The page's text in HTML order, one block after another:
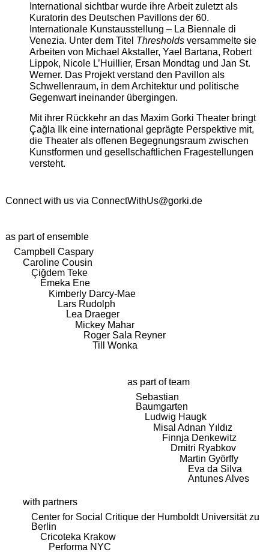
International sichtbar wurde ihre Arbeit zuletzt als
Kuratorin des Deutschen Pavillons der 60.
Internationale Kunstausstellung – La Biennale di
Venezia. Unter dem Titel Thresholdsversammelte sie
Arbeiten von Michael Akstaller, Yael Bartana, Robert
Lippok, Nicole L’Huillier, Ersan Mondtag und Jan St.
Werner. Das Projekt verstand den Pavillon als
Schwellenraum, in dem Architektur und politische
Gegenwart ineinander übergingen.
Mit ihrer Rückkehr an das Maxim Gorki Theater bringt
Çağla Ilk eine international geprägte Perspektive mit,
die Theater als offenen Begegnungsraum zwischen
Kunstformen und gesellschaftlichen Fragestellungen
versteht.
Connect with us via ConnectWithUs@gorki.de
as part of ensemble
Campbell Caspary
Caroline Cousin
Çiğdem Teke
Emeka Ene
Kimberly Darcy-Mae
Lars Rudolph
Lea Draeger
Mickey Mahar
Roger Sala Reyner
Till Wonka
as part of team
Sebastian
Baumgarten
Ludwig Haugk
Misal Adnan Yıldız
Finnja Denkewitz
Dmitri Ryabkov
Martin Györffy
Eva da Silva
Antunes Alves
with partners
Center for Social Critique der Humboldt Universität zu
Berlin
Cricoteka Krakow
Performa NYC